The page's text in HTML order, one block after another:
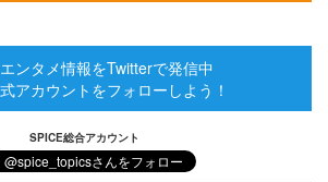
ンタメ情報をTwitterで発信中
アカウントをフォローしよう！
SPICE総合アカウント